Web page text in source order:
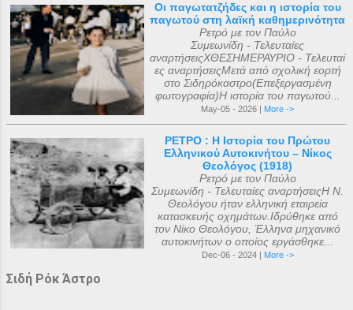
Οι παγωτατζήδες και η ιστορία του
παγωτού στη λαϊκή καθημερινότητα
Ρετρό με τον Παύλο
Συμεωνίδη - Τελευταίες
αναρτήσειςΧΘΕΣΗΜΕΡΑΥΡΙΟ - Τελευταί
ες αναρτήσειςΜετά από σχολική εορτή
στο Σιδηρόκαστρο(Επεξεργασμένη
φωτογραφία)Η ιστορία του παγωτού...
May-05 - 2026 | More ->
ΡΕΤΡΟ : Η Ιστορία του Πρώτου
Ελληνικού Αυτοκινήτου – Νίκος
Θεολόγος (1918)
Ρετρό με τον Παύλο
Συμεωνίδη - Τελευταίες αναρτήσειςΗ Ν.
Θεολόγου ήταν ελληνική εταιρεία
κατασκευής οχημάτων.Ιδρύθηκε από
τον Νίκο Θεολόγου, Έλληνα μηχανικό
αυτοκινήτων ο οποίος εργάσθηκε...
Dec-06 - 2024 | More ->
Σιδή Ρόκ Άστρο